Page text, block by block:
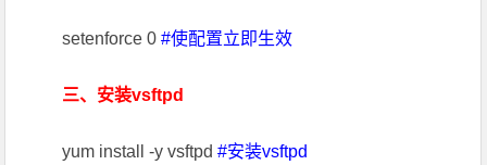
setenforce 0#使配置立即生效
三、安装vsftpd
yum install -y vsftpd #安装vsftpd